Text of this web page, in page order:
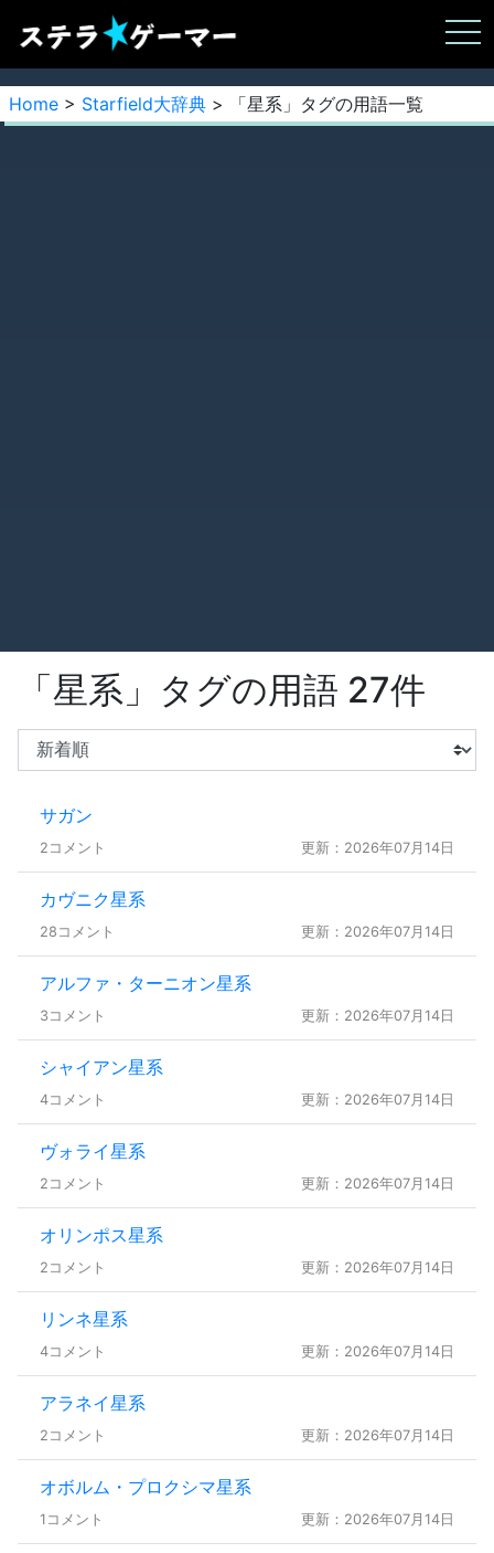
Home > Starfield大辞典 > 「星系」タグの用語一覧
「星系」タグの用語 27件
サガン
2コメント 更新：2026年07月14日
カヴニク星系
28コメント 更新：2026年07月14日
アルファ・ターニオン星系
3コメント 更新：2026年07月14日
シャイアン星系
4コメント 更新：2026年07月14日
ヴォライ星系
2コメント 更新：2026年07月14日
オリンポス星系
2コメント 更新：2026年07月14日
リンネ星系
4コメント 更新：2026年07月14日
アラネイ星系
2コメント 更新：2026年07月14日
オボルム・プロクシマ星系
1コメント 更新：2026年07月14日